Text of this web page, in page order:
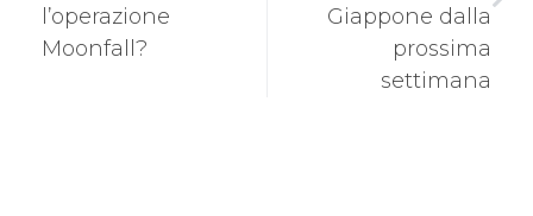
l’operazione
Moonfall?
Giappone dalla
prossima
settimana